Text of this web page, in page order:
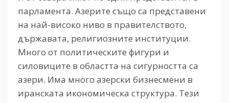
парламента. Азерите също са представени
на най-високо ниво в правителството,
държавата, религиозните институции.
Много от политическите фигури и
силовиците в областта на сигурността са
азери. Има много азерски бизнесмени в
иранската икономическа структура. Тези